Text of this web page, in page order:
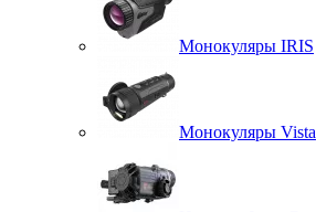
Монокуляры IRIS
Монокуляры Vista